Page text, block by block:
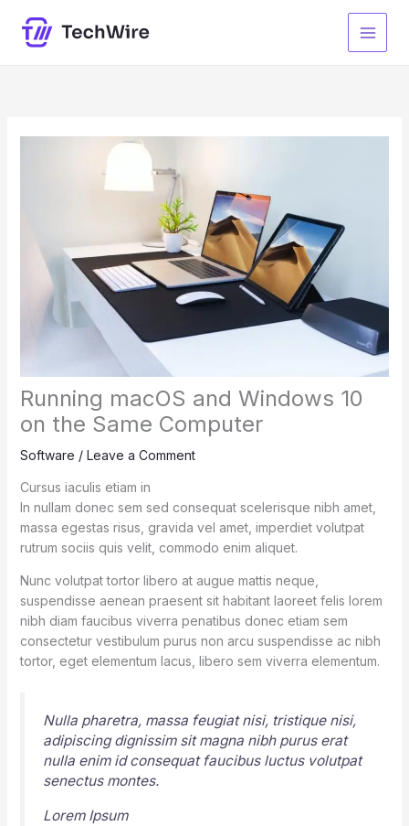
content
Running macOS and Windows 10
on the Same Computer
Software / Leave a Comment
Cursus iaculis etiam in
In nullam donec sem sed consequat scelerisque nibh amet,
massa egestas risus, gravida vel amet, imperdiet volutpat
rutrum sociis quis velit, commodo enim aliquet.
Nunc volutpat tortor libero at augue mattis neque,
suspendisse aenean praesent sit habitant laoreet felis lorem
nibh diam faucibus viverra penatibus donec etiam sem
consectetur vestibulum purus non arcu suspendisse ac nibh
tortor, eget elementum lacus, libero sem viverra elementum.
Nulla pharetra, massa feugiat nisi, tristique nisi,
adipiscing dignissim sit magna nibh purus erat
nulla enim id consequat faucibus luctus volutpat
senectus montes.
Lorem Ipsum